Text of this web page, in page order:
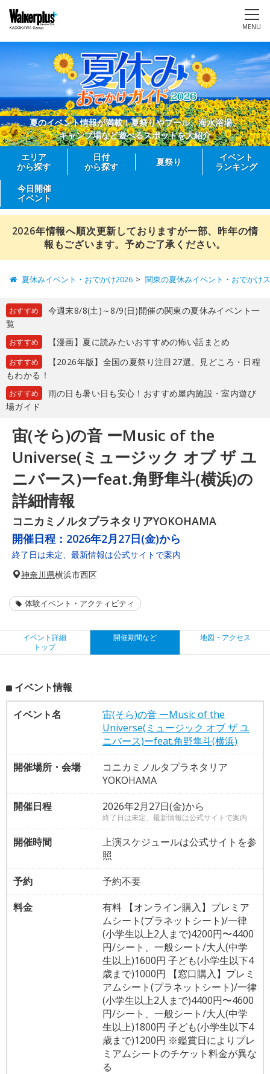
MENU
夏のイベント情報が満載！夏祭りやプール、海水浴場、
キャンプ場など遊べるスポットを大紹介
エリア
から探す
日付
から探す
夏祭り
イベント
ランキング
今日開催
イベント
2026年情報へ順次更新しておりますが一部、昨年の情
報もございます。予めご了承ください。
夏休みイベント・おでかけ2026 関東の夏休みイベント・おでかけ
おすすめ
今週末8/8(土)～8/9(日)開催の関東の夏休みイベント一
覧
おすすめ 【漫画】夏に読みたいおすすめの怖い話まとめ
おすすめ
【2026年版】全国の夏祭り注目27選。見どころ・日程
もわかる！
おすすめ
雨の日も暑い日も安心！おすすめ屋内施設・室内遊び
場ガイド
宙(そら)の音 ーMusic of the
Universe(ミュージック オブ ザ ユ
ニバース)ーfeat.角野隼斗(横浜)の
詳細情報
コニカミノルタプラネタリアYOKOHAMA
開催日程： 2026年2月27日(金)から
終了日は未定、最新情報は公式サイトで案内
神奈川県横浜市西区
体験イベント・アクティビティ
イベント詳細
トップ
開催期間など 地図・アクセス
イベント情報
イベント名
宙(そら)の音 ーMusic of the
Universe(ミュージック オブ ザ ユ
ニバース)ーfeat.角野隼斗(横浜)
開催場所・会場
コニカミノルタプラネタリア
YOKOHAMA
開催日程
2026年2月27日(金)から
終了日は未定、最新情報は公式サイトで案内
開催時間
上演スケジュールは公式サイトを参
照
予約
予約不要
料金
有料 【オンライン購入】プレミア
ムシート(プラネットシート)/一律
(小学生以上2人まで)4200円〜4400
円/シート、一般シート/大人(中学
生以上)1600円 子ども(小学生以下4
歳まで)1000円 【窓口購入】プレミ
アムシート(プラネットシート)/一律
(小学生以上2人まで)4400円〜4600
円/シート、一般シート/大人(中学
生以上)1800円 子ども(小学生以下4
歳まで)1200円 ※鑑賞日によりプレ
ミアムシートのチケット料金が異な
る